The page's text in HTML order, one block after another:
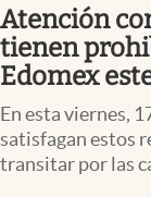
Pc y celular
Vida y estilo
Tv
Clima
Atención
tienen
Edomex
En esta viernes,
satisfagan estos
transitar por las